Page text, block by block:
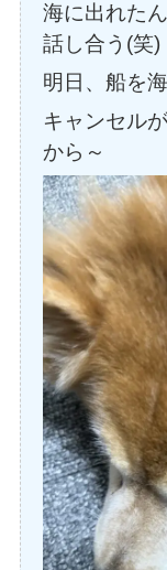
海に出れた
話し合う(笑)
明日、船を
キャンセル
から～